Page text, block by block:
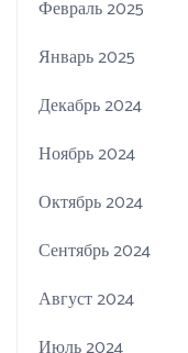
Февраль 2025
Январь 2025
Декабрь 2024
Ноябрь 2024
Октябрь 2024
Сентябрь 2024
Август 2024